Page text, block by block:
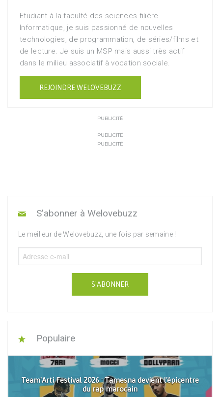
Etudiant à la faculté des sciences filière
Informatique, je suis passionné de nouvelles
technologies, de programmation, de séries/films et
de lecture. Je suis un MSP mais aussi très actif
dans le milieu associatif à vocation sociale.
REJOINDRE WELOVEBUZZ
PUBLICITÉ
PUBLICITÉ
PUBLICITÉ
S'abonner à Welovebuzz
Le meilleur de Welovebuzz, une fois par semaine !
S'ABONNER
Populaire
Team'Arti Festival 2026 : Tamesna devient l'épicentre
du rap marocain